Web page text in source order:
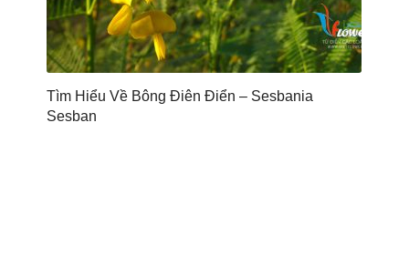
Tìm Hiểu Về Bông Điên Điển – Sesbania
Sesban